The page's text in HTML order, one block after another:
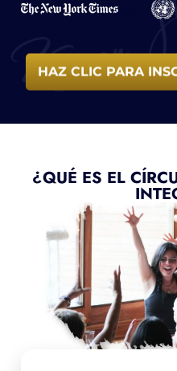
HAZ CLIC PARA
¿QUÉ ES EL